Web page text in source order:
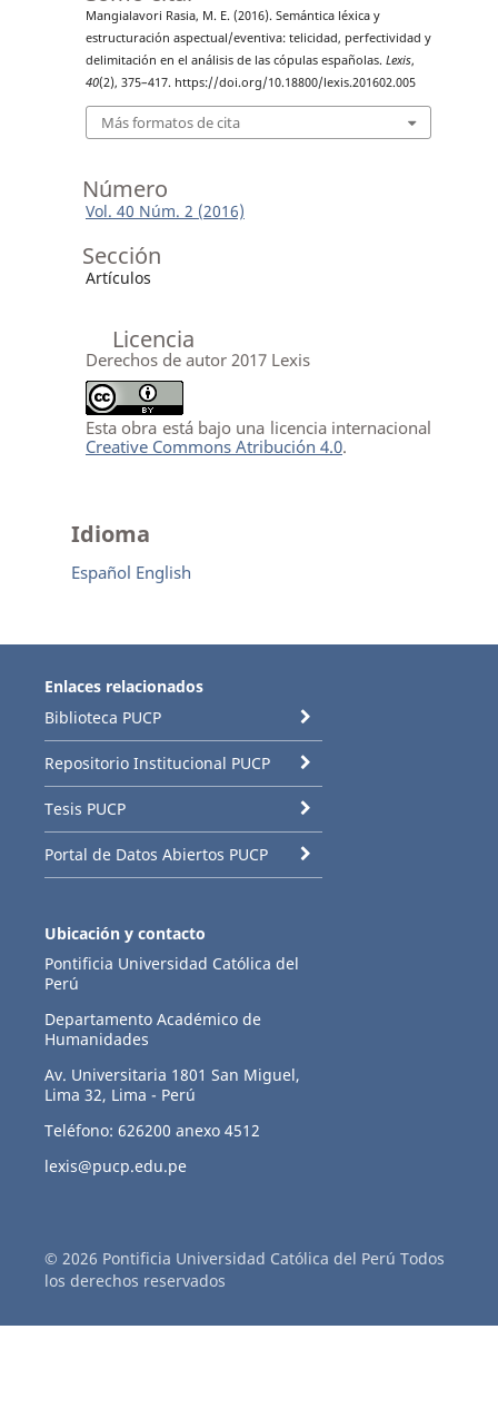
Mangialavori Rasia, M. E. (2016). Semántica léxica y
estructuración aspectual/eventiva: telicidad, perfectividad y
delimitación en el análisis de las cópulas españolas. Lexis,
40(2), 375–417. https://doi.org/10.18800/lexis.201602.005
Más formatos de cita
Número
Vol. 40 Núm. 2 (2016)
Sección
Artículos
Licencia
Derechos de autor 2017 Lexis
Esta obra está bajo una licencia internacional
Creative Commons Atribución 4.0.
Idioma
Español English
Enlaces relacionados
Biblioteca PUCP
Repositorio Institucional PUCP
Tesis PUCP
Portal de Datos Abiertos PUCP
Ubicación y contacto
Pontificia Universidad Católica del
Perú
Departamento Académico de
Humanidades
Av. Universitaria 1801 San Miguel,
Lima 32, Lima - Perú
Teléfono: 626200 anexo 4512
lexis@pucp.edu.pe
© 2026 Pontificia Universidad Católica del Perú Todos
los derechos reservados